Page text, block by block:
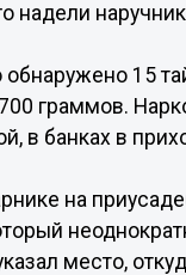
надели
15
граммов.
в банках в
на
место,